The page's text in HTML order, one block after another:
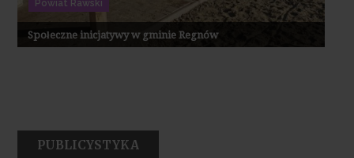
Powiat Rawski
Społeczne inicjatywy w gminie Regnów
PUBLICYSTYKA